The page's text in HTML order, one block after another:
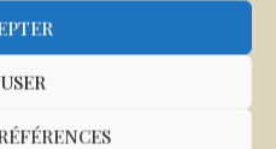
DE BAMAKO
MALI
CONCOURS DE L’ÉDUCATION